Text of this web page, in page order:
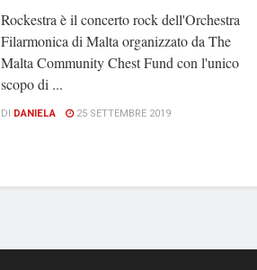
Rockestra è il concerto rock dell'Orchestra
Filarmonica di Malta organizzato da The
Malta Community Chest Fund con l'unico
scopo di ...
DI DANIELA 25 SETTEMBRE 2019